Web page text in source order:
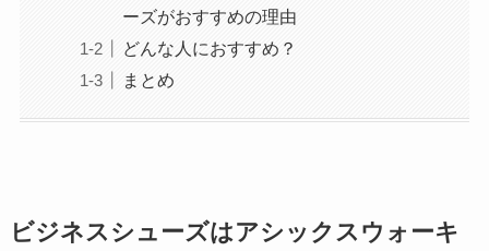
ーズがおすすめの理由
どんな人におすすめ？
まとめ
ビジネスシューズはアシックスウォーキ